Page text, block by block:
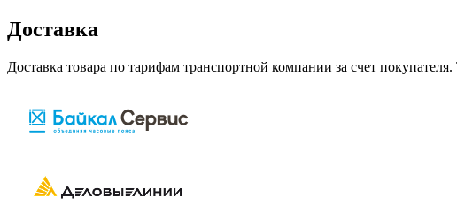
Доставка
Доставка товара по тарифам транспортной компании за счет